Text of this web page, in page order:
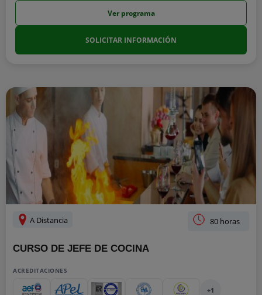
Ver programa
SOLICITAR INFORMACIÓN
A Distancia 80 horas
CURSO DE JEFE DE COCINA
ACREDITACIONES
+1